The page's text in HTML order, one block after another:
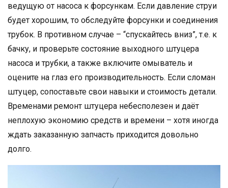
ведущую от насоса к форсункам. Если давление струи
будет хорошим, то обследуйте форсунки и соединения
трубок. В противном случае – “спускайтесь вниз”, т.е. к
бачку, и проверьте состояние выходного штуцера
насоса и трубки, а также включите омыватель и
оцените на глаз его производительность. Если сломан
штуцер, сопоставьте свои навыки и стоимость детали.
Временами ремонт штуцера небесполезен и даёт
неплохую экономию средств и времени – хотя иногда
ждать заказанную запчасть приходится довольно
долго.